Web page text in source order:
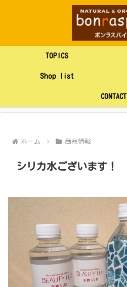
TOPICS
Shop list
CONTACT
ホーム 商品情報
シリカ水ございます！